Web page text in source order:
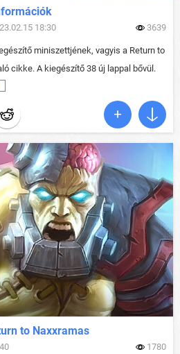
18:30 3639
miniszettjének, vagyis a Return to
cikke. A kiegészítő 38 új lappal bővül.
to Naxxramas
1780